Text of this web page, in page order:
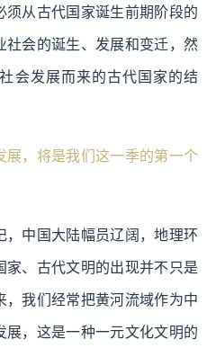
须从古代国家诞生前期阶段的
社会的诞生、发展和变迁，然
会发展而来的古代国家的结
展，将是我们这一季的第一个
，中国大陆幅员辽阔，地理环
家、古代文明的出现并不只是
，我们经常把黄河流域作为中
展，这是一种一元文化文明的